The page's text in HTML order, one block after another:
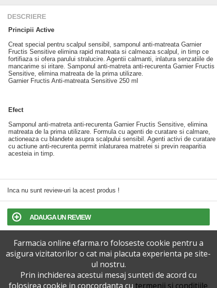
DESCRIERE
Principii Active
Creat special pentru scalpul sensibil, samponul anti-matreata Garnier
Fructis Sensitive elimina rapid matreata si calmeaza scalpul, in timp ce
fortifiaza si ofera parului stralucire. Agentii calmanti, inlatura senzatiile de
mancarime si iritare. Samponul anti-matreta anti-recurenta Garnier Fructis
Sensitive, elimina matreata de la prima utilizare.
Garnier Fructis Anti-matreata Sensitive 250 ml
Efect
Samponul anti-matreta anti-recurenta Garnier Fructis Sensitive, elimina
matreata de la prima utilizare. Formula cu agenti de curatare si calmare,
actioneaza cu blandete asupra scalpului sensibil. Agenti activi de curatare
cu actiune anti-recurenta permit inlaturarea matretei si previn reaparitia
acesteia in timp.
Inca nu sunt review-uri la acest produs !
ADAUGA UN REVIEW
TERMENI SI CONDITII
POLITICA DE CONFIDENTIALITATE
Farmacia online efarma.ro foloseste cookie pentru a
asigura vizitatorilor o cat mai placuta experienta pe site-
ul nostru.
Prin inchiderea acestui mesaj sunteti de acord cu
folosirea cookie in concordanta cu termenii si conditiile